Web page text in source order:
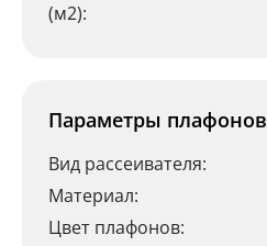
(м2):
Параметры плафонов
Вид рассеивателя:
Материал:
Цвет плафонов: